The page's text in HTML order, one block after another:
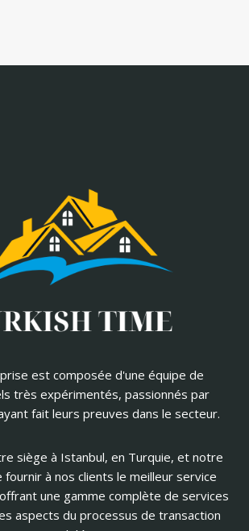
est composée d'une équipe de
très expérimentés, passionnés par
fait leurs preuves dans le secteur.
siège à Istanbul, en Turquie, et notre
à nos clients le meilleur service
une gamme complète de services
aspects du processus de transaction